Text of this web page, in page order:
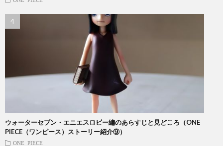
ウォーターセブン・エニエスロビー編のあらすじと見どころ（ONE
PIECE（ワンピース）ストーリー紹介⑨）
ONE PIECE